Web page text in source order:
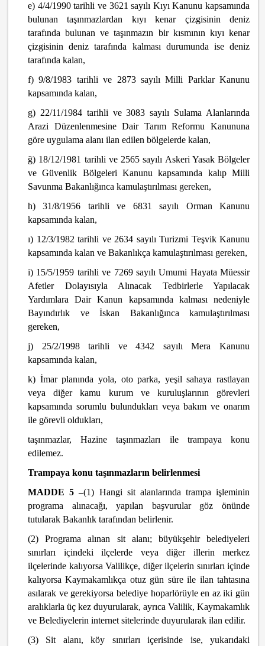
e) 4/4/1990 tarihli ve 3621 sayılı Kıyı Kanunu kapsamında
bulunan taşınmazlardan kıyı kenar çizgisinin deniz
tarafında bulunan ve taşınmazın bir kısmının kıyı kenar
çizgisinin deniz tarafında kalması durumunda ise deniz
tarafında kalan,
f) 9/8/1983 tarihli ve 2873 sayılı Milli Parklar Kanunu
kapsamında kalan,
g) 22/11/1984 tarihli ve 3083 sayılı Sulama Alanlarında
Arazi Düzenlenmesine Dair Tarım Reformu Kanununa
göre uygulama alanı ilan edilen bölgelerde kalan,
ğ) 18/12/1981 tarihli ve 2565 sayılı Askeri Yasak Bölgeler
ve Güvenlik Bölgeleri Kanunu kapsamında kalıp Milli
Savunma Bakanlığınca kamulaştırılması gereken,
h) 31/8/1956 tarihli ve 6831 sayılı Orman Kanunu
kapsamında kalan,
ı) 12/3/1982 tarihli ve 2634 sayılı Turizmi Teşvik Kanunu
kapsamında kalan ve Bakanlıkça kamulaştırılması gereken,
i) 15/5/1959 tarihli ve 7269 sayılı Umumi Hayata Müessir
Afetler Dolayısıyla Alınacak Tedbirlerle Yapılacak
Yardımlara Dair Kanun kapsamında kalması nedeniyle
Bayındırlık ve İskan Bakanlığınca kamulaştırılması
gereken,
j) 25/2/1998 tarihli ve 4342 sayılı Mera Kanunu
kapsamında kalan,
k) İmar planında yola, oto parka, yeşil sahaya rastlayan
veya diğer kamu kurum ve kuruluşlarının görevleri
kapsamında sorumlu bulundukları veya bakım ve onarım
ile görevli oldukları,
taşınmazlar, Hazine taşınmazları ile trampaya konu
edilemez.
Trampaya konu taşınmazların belirlenmesi
MADDE 5 –(1) Hangi sit alanlarında trampa işleminin
programa alınacağı, yapılan başvurular göz önünde
tutularak Bakanlık tarafından belirlenir.
(2) Programa alınan sit alanı; büyükşehir belediyeleri
sınırları içindeki ilçelerde veya diğer illerin merkez
ilçelerinde kalıyorsa Valilikçe, diğer ilçelerin sınırları içinde
kalıyorsa Kaymakamlıkça otuz gün süre ile ilan tahtasına
asılarak ve gerekiyorsa belediye hoparlörüyle en az iki gün
aralıklarla üç kez duyurularak, ayrıca Valilik, Kaymakamlık
ve Belediyelerin internet sitelerinde duyurularak ilan edilir.
(3) Sit alanı, köy sınırları içerisinde ise, yukarıdaki